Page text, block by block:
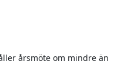
årsmöte om mindre än